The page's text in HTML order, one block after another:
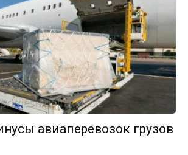
авиаперевозок грузов